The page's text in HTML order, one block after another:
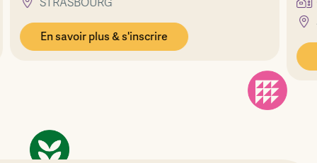
STRASBOURG